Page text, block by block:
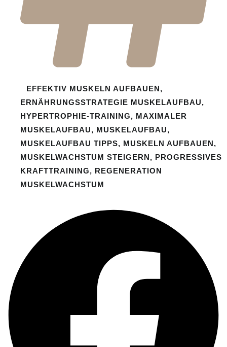
EFFEKTIV MUSKELN AUFBAUEN,
ERNÄHRUNGSSTRATEGIE MUSKELAUFBAU,
HYPERTROPHIE-TRAINING, MAXIMALER
MUSKELAUFBAU, MUSKELAUFBAU,
MUSKELAUFBAU TIPPS, MUSKELN AUFBAUEN,
MUSKELWACHSTUM STEIGERN, PROGRESSIVES
KRAFTTRAINING, REGENERATION
MUSKELWACHSTUM